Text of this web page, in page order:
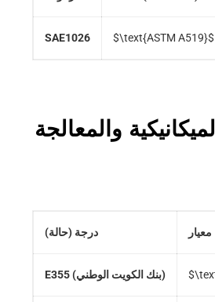
SAE1026 $\text{ASTM A519}$
والمعالجة
درجة (حالة) معيار
E355 (بنك الكويت الوطني)